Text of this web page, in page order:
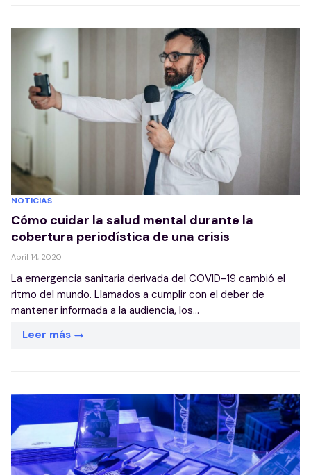
NOTICIAS
Cómo cuidar la salud mental durante la
cobertura periodística de una crisis
Abril 14, 2020
La emergencia sanitaria derivada del COVID-19 cambió el
ritmo del mundo. Llamados a cumplir con el deber de
mantener informada a la audiencia, los...
Leer más